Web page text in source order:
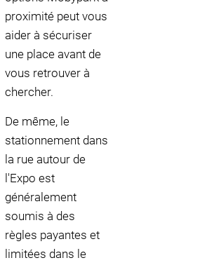
proximité peut vous
aider à sécuriser
une place avant de
vous retrouver à
chercher.
De même, le
stationnement dans
la rue autour de
l'Expo est
généralement
soumis à des
règles payantes et
limitées dans le